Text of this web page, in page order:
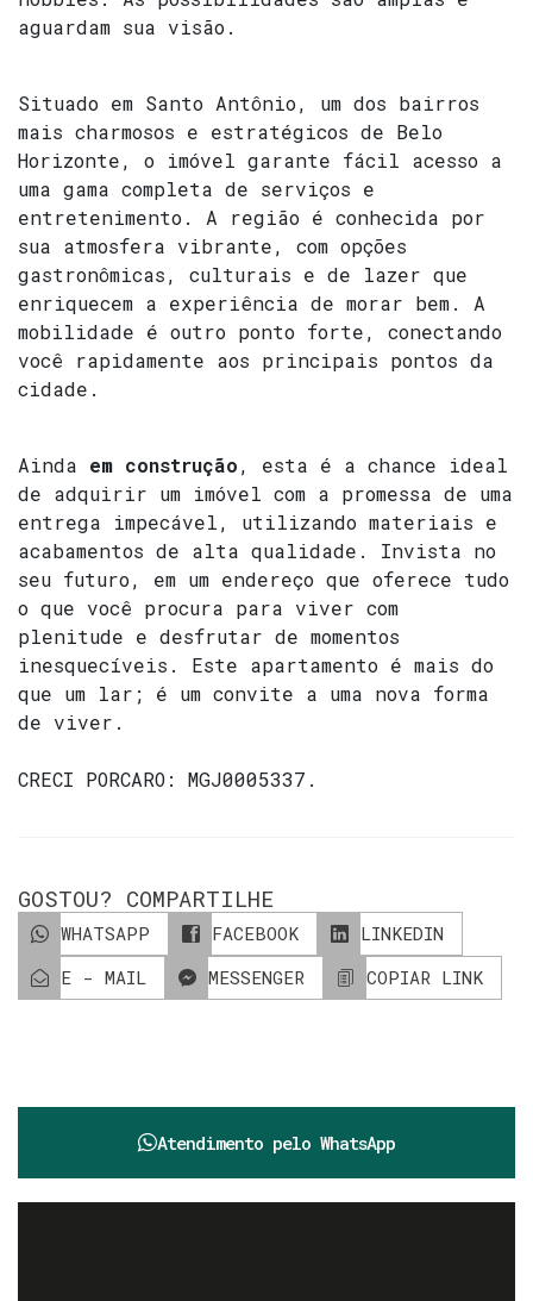
aguardam sua visão.
Situado em Santo Antônio, um dos bairros
mais charmosos e estratégicos de Belo
Horizonte, o imóvel garante fácil acesso a
uma gama completa de serviços e
entretenimento. A região é conhecida por
sua atmosfera vibrante, com opções
gastronômicas, culturais e de lazer que
enriquecem a experiência de morar bem. A
mobilidade é outro ponto forte, conectando
você rapidamente aos principais pontos da
cidade.
Ainda em construção, esta é a chance ideal
de adquirir um imóvel com a promessa de uma
entrega impecável, utilizando materiais e
acabamentos de alta qualidade. Invista no
seu futuro, em um endereço que oferece tudo
o que você procura para viver com
plenitude e desfrutar de momentos
inesquecíveis. Este apartamento é mais do
que um lar; é um convite a uma nova forma
de viver.
CRECI PORCARO: MGJ0005337 .
GOSTOU? COMPARTILHE
WHATSAPP FACEBOOK
LINKEDIN
E - MAIL
MESSENGER COPIAR LINK
Atendimento pelo WhatsApp